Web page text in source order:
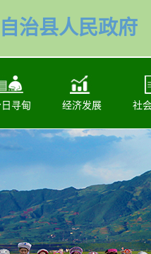
治县人民政府
寻甸 经济发展 社